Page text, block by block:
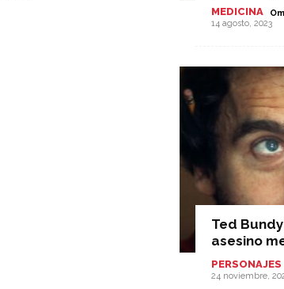
MEDICINA
14 agosto, 2023
Ted
asesino
PERSONAJES
24 noviembre,